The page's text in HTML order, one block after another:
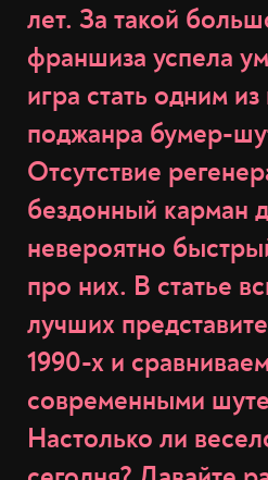
лет. За такой
франшиза успела
игра стать одним
поджанра бумер-
Отсутствие
бездонный карман
невероятно
про них. В статье
лучших
1990-х и
современными
Настолько ли